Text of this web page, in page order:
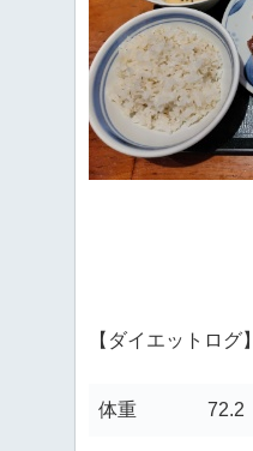
【ダイエットログ】
体重 72.2